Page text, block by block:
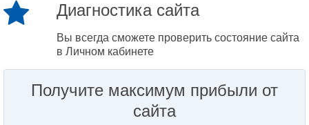
Диагностика сайта
Вы всегда сможете проверить состояние сайта
в Личном кабинете
Получите максимум прибыли от
сайта